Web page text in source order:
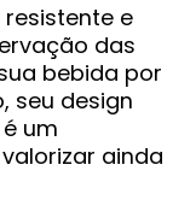
e
das
bebida por
seu design
um
ainda